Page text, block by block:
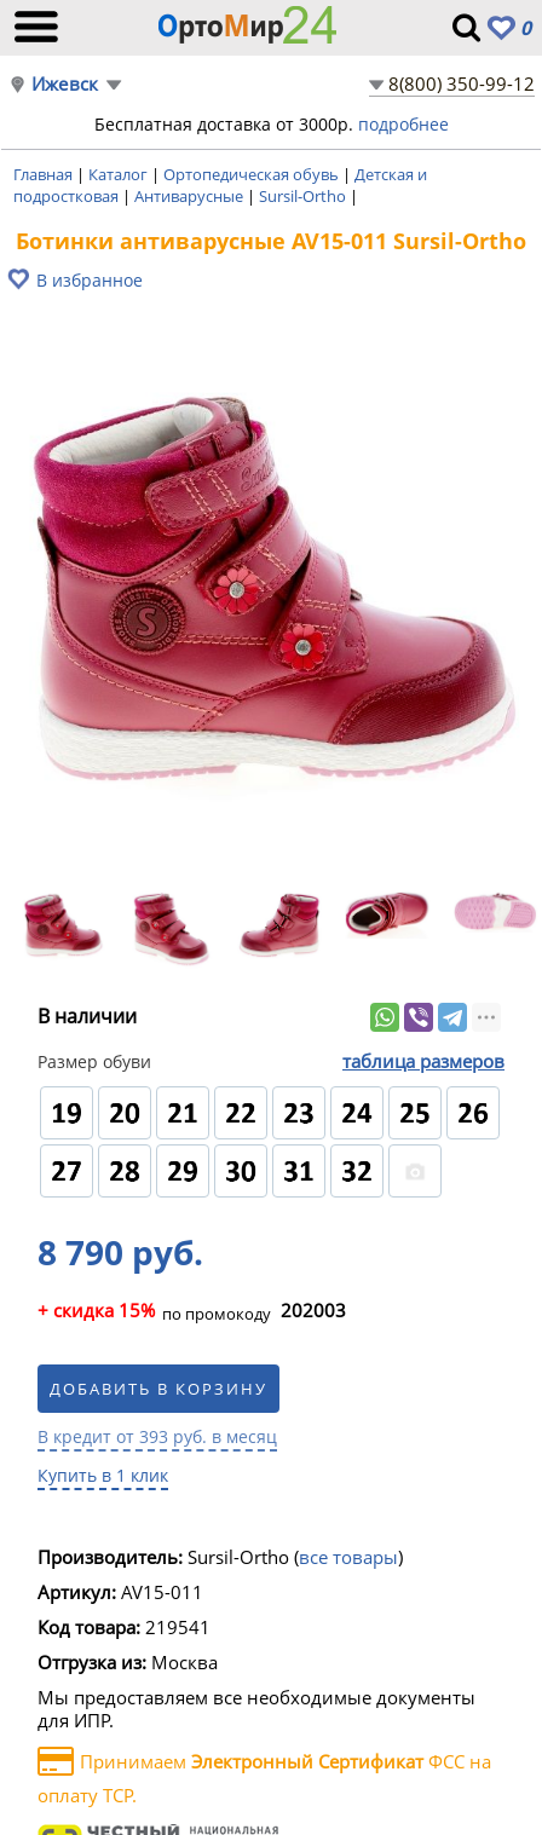
0
Ижевск 8(800) 350-99-12
Бесплатная доставка от 3000р. подробнее
Главная | Каталог | Ортопедическая обувь | Детская и
подростковая | Антиварусные | Sursil-Ortho |
Ботинки антиварусные AV15-011 Sursil-Ortho
В избранное
В наличии
Размер обуви таблица размеров
8 790 руб.
+ скидка 15% по промокоду 202003
ДОБАВИТЬ В КОРЗИНУ
В кредит от 393 руб. в месяц
Купить в 1 клик
Производитель: Sursil-Ortho (все товары)
Артикул: AV15-011
Код товара: 219541
Отгрузка из: Москва
Мы предоставляем все необходимые документы
для ИПР.
Принимаем Электронный СертификатФСС на
оплату ТСР.